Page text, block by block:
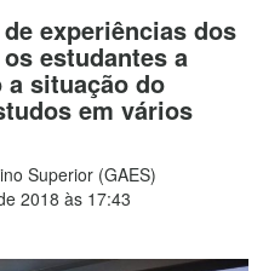
experiências dos
estudantes a
a situação do
em vários
Superior (GAES)
2018 às 17:43